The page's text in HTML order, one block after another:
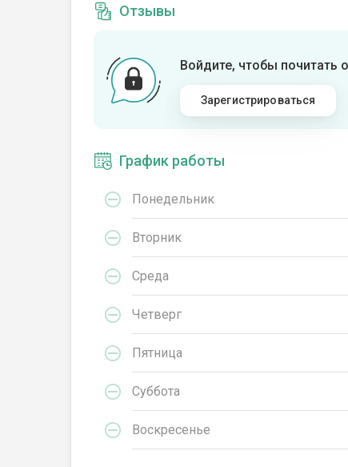
Отзывы
Войдите, чтобы почитать
Зарегистрироваться
График работы
Понедельник
Вторник
Среда
Четверг
Пятница
Суббота
Воскресенье